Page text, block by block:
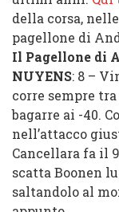
della corsa,
pagellone di
Il Pagellone di
NUYENS: 8 –
corre sempre
bagarre ai -40.
nell’attacco
Cancellara fa il
scatta Boonen
saltandolo al